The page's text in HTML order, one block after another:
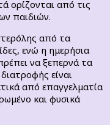
ορίζονται από τις
παιδιών.
από τα
ενώ η ημερήσια
να ξεπερνά τα
είναι
από επαγγελματία
και φυσικά